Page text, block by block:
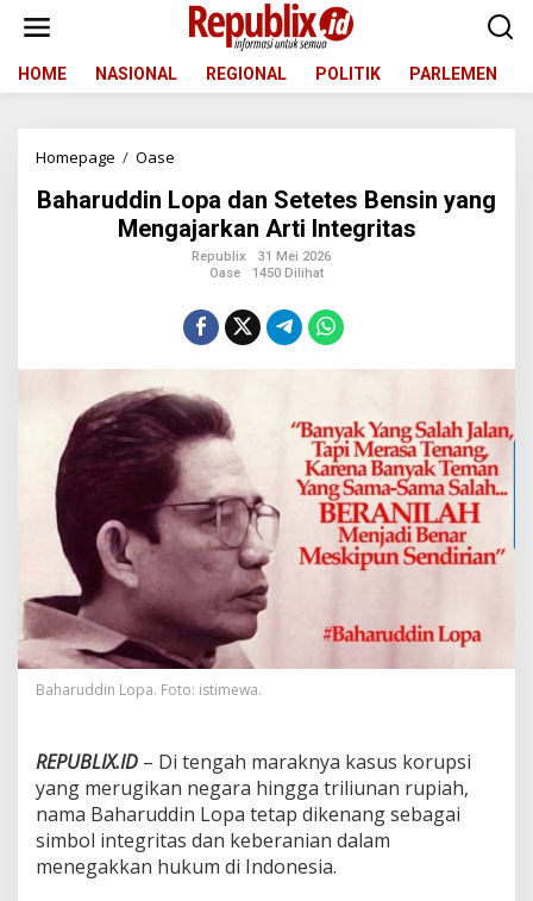
t
HOME NASIONAL REGIONAL POLITIK PARLEMEN
Homepage / Oase
h
a
r
L
o
p
a
d
a
n
S
e
t
e
B
e
i
y
a
n
g
Baharuddin Lopa dan Setetes Bensin yang
Mengajarkan Arti Integritas
Republix
31 Mei 2026
Oase
1450 Dilihat
Baharuddin Lopa. Foto: istimewa.
REPUBLIX.ID – Di tengah maraknya kasus korupsi
yang merugikan negara hingga triliunan rupiah,
nama Baharuddin Lopa tetap dikenang sebagai
simbol integritas dan keberanian dalam
menegakkan hukum di Indonesia.